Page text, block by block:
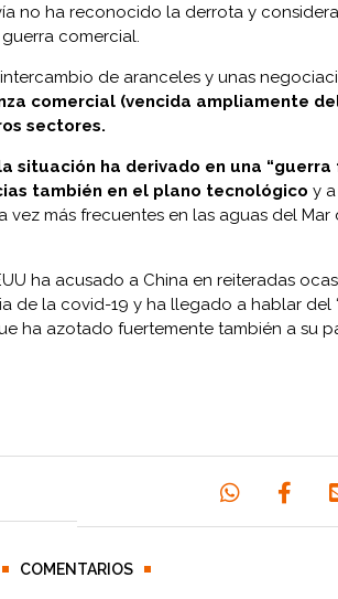
no ha reconocido la derrota y
comercial.
de aranceles y unas
comercial (vencida ampliamente
sectores.
situación ha derivado en una “guerra
también en el plano tecnológico y
más frecuentes en las aguas del Mar
ha acusado a China en reiteradas
de la covid-19 y ha llegado a hablar del
ha azotado fuertemente también a su
COMENTARIOS